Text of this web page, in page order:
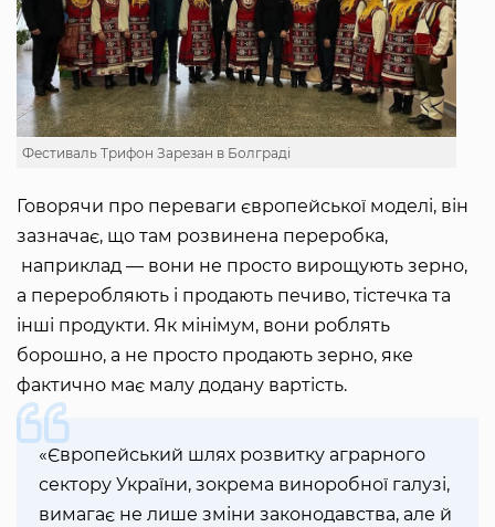
Фестиваль Трифон Зарезан в Болграді
Говорячи про переваги європейської моделі, він
зазначає, що там розвинена переробка,
наприклад — вони не просто вирощують зерно,
а переробляють і продають печиво, тістечка та
інші продукти. Як мінімум, вони роблять
борошно, а не просто продають зерно, яке
фактично має малу додану вартість.
«Європейський шлях розвитку аграрного
сектору України, зокрема виноробної галузі,
вимагає не лише зміни законодавства, але й